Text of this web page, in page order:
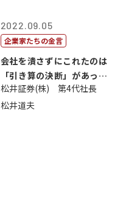
2022.09.05
企業家たちの金言
会社を潰さずにこれたのは
「引き算の決断」があった
から
松井証券(株) 第4代社長
松井道夫